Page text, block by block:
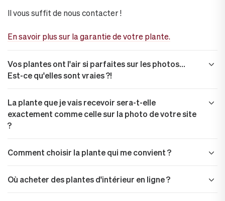
Il vous suffit de nous contacter !
En savoir plus sur la garantie de votre plante.
Vos plantes ont l'air si parfaites sur les photos...
Est-ce qu'elles sont vraies ?!
La plante que je vais recevoir sera-t-elle
exactement comme celle sur la photo de votre site
?
Comment choisir la plante qui me convient ?
Où acheter des plantes d'intérieur en ligne ?